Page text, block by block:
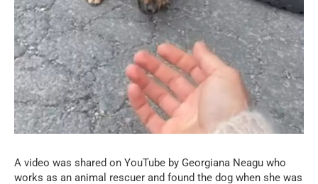
A video was shared on YouTube by Georgiana Neagu who
works as an animal rescuer and found the dog when she was